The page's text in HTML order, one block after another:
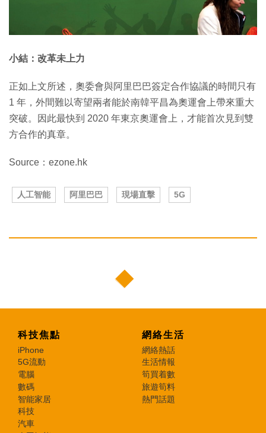
小結：改革未上力
正如上文所述，奧委會與阿里巴巴簽定合作協議的時間只有
1 年，外間難以寄望兩者能於南韓平昌為奧運會上帶來重大
突破。因此最快到 2020 年東京奧運會上，才能首次見到雙
方合作的真章。
Source：ezone.hk
人工智能 阿里巴巴 現場直擊 5G
科技焦點
iPhone
5G流動
電腦
數碼
智能家居
科技
汽車
網絡生活
網絡熱話
生活情報
筍買着數
旅遊筍料
熱門話題